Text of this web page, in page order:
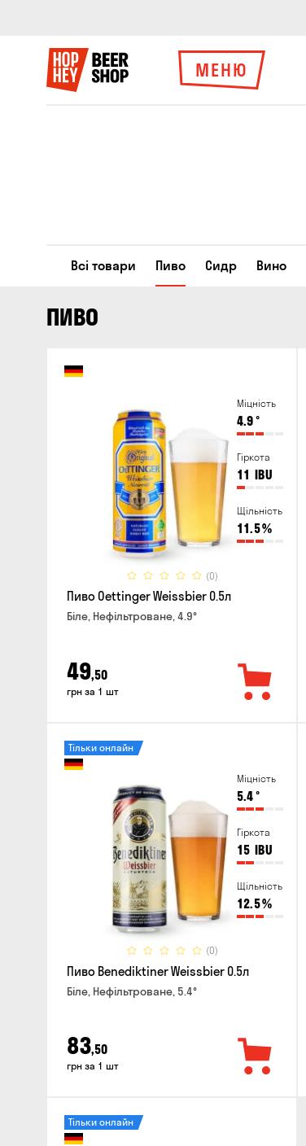
МЕНЮ
Всі товари Пиво Сидр Вино
ПИВО
Міцність
4.9°
Гіркота
11 IBU
Щільність
11.5%
(0)
Пиво Oettinger Weissbier 0.5л
Біле, Нефільтроване, 4.9°
49,50
грн за 1 шт
Міцність
5.4°
Гіркота
15 IBU
Щільність
12.5%
(0)
Тільки онлайн
Пиво Benediktiner Weissbier 0.5л
Біле, Нефільтроване, 5.4°
83,50
грн за 1 шт
Тільки онлайн